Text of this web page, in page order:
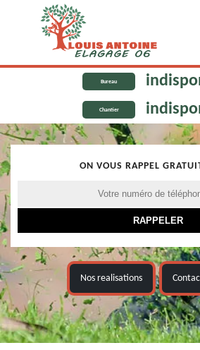
Bureau
Chantier
ON VOUS RAPPEL
Nos realisations